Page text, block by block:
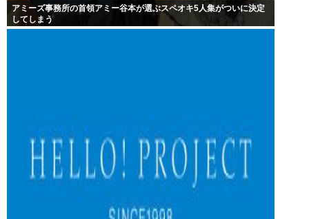
アミーズ事務所の首領アミー谷本が選ぶスペオキ5人集がついに決定
してしまう